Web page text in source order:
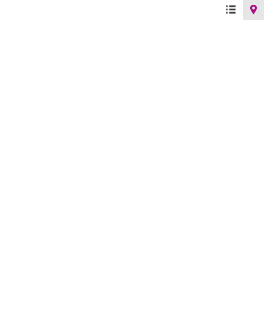
Listenansicht